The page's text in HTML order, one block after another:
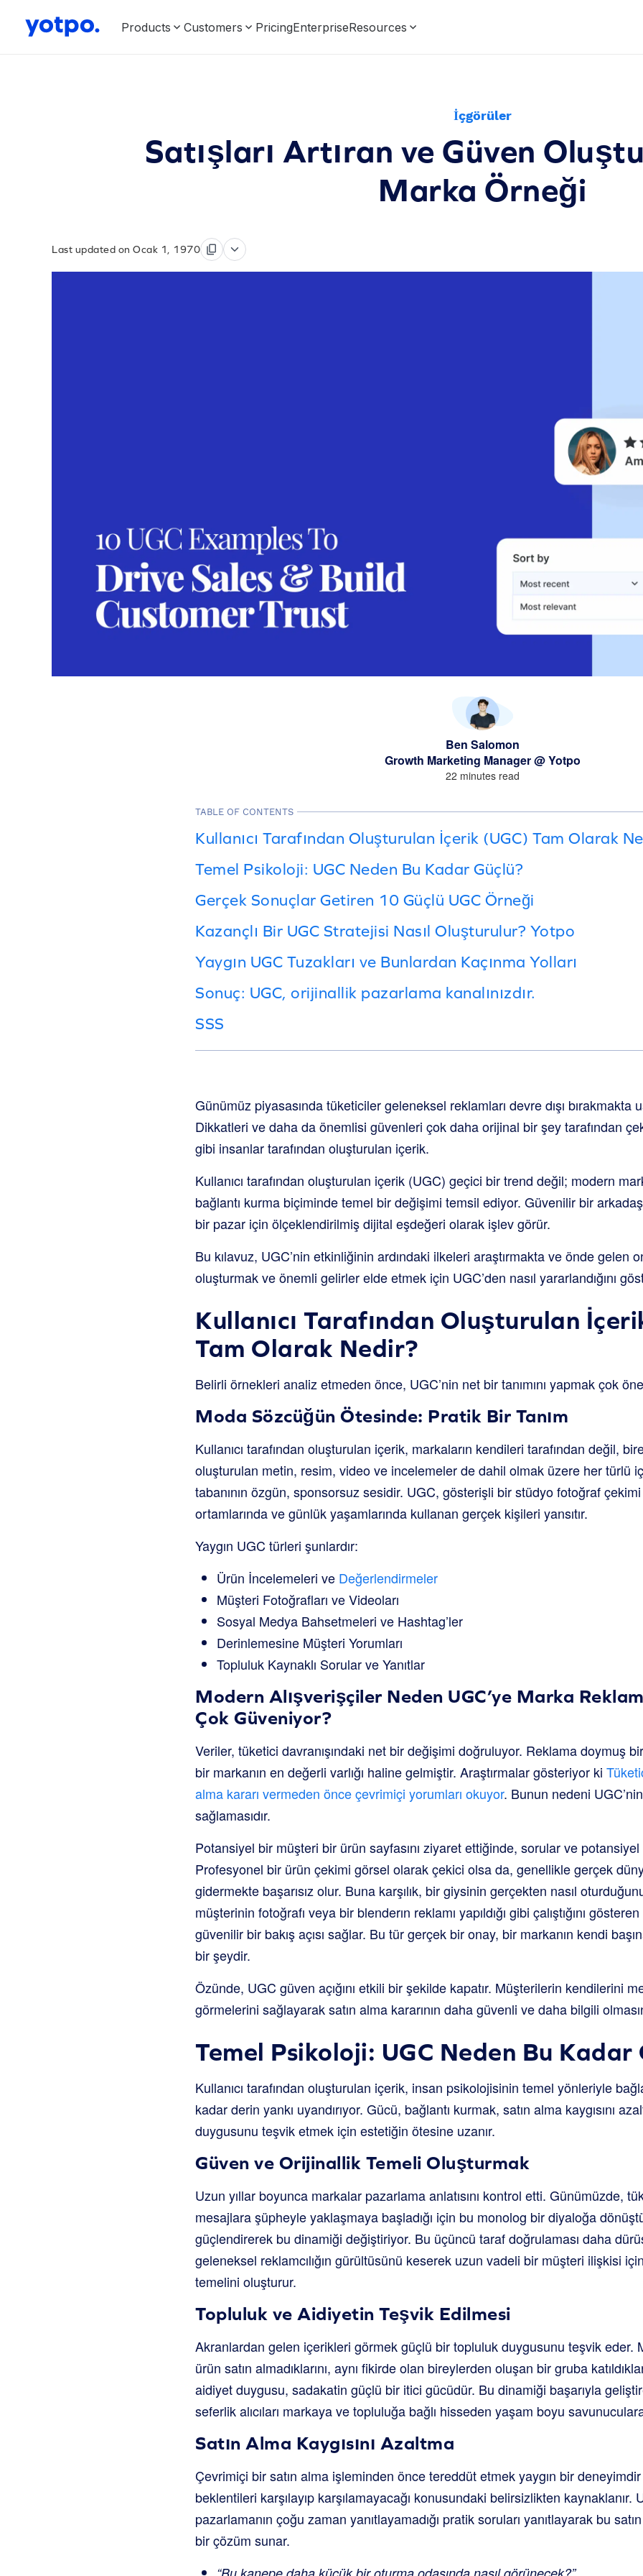
Products Customers PricingEnterpriseResources
İçgörüler
Satışları Artıran ve Güven
Marka Örneği
Last updated on Ocak 1, 1970
Ben Salomon
Growth Marketing Manager @ Yotpo
22 minutes read
TABLE OF CONTENTS
Kullanıcı Tarafından Oluşturulan İçerik (UGC) Tam Olarak
Temel Psikoloji: UGC Neden Bu Kadar Güçlü?
Gerçek Sonuçlar Getiren 10 Güçlü UGC Örneği
Kazançlı Bir UGC Stratejisi Nasıl Oluşturulur? Yotpo
Yaygın UGC Tuzakları ve Bunlardan Kaçınma Yolları
Sonuç: UGC, orijinallik pazarlama kanalınızdır.
SSS
Günümüz piyasasında tüketiciler geleneksel reklamları devre dışı bırakmakta
Dikkatleri ve daha da önemlisi güvenleri çok daha orijinal bir şey tarafından
gibi insanlar tarafından oluşturulan içerik.
Kullanıcı tarafından oluşturulan içerik (UGC) geçici bir trend değil; modern
bağlantı kurma biçiminde temel bir değişimi temsil ediyor. Güvenilir bir
bir pazar için ölçeklendirilmiş dijital eşdeğeri olarak işlev görür.
Bu kılavuz, UGC’nin etkinliğinin ardındaki ilkeleri araştırmakta ve önde gelen
oluşturmak ve önemli gelirler elde etmek için UGC’den nasıl yararlandığını
Kullanıcı Tarafından Oluşturulan
Tam Olarak Nedir?
Belirli örnekleri analiz etmeden önce, UGC’nin net bir tanımını yapmak çok
Moda Sözcüğün Ötesinde: Pratik Bir Tanım
Kullanıcı tarafından oluşturulan içerik, markaların kendileri tarafından değil,
oluşturulan metin, resim, video ve incelemeler de dahil olmak üzere her türlü
tabanının özgün, sponsorsuz sesidir. UGC, gösterişli bir stüdyo fotoğraf
ortamlarında ve günlük yaşamlarında kullanan gerçek kişileri yansıtır.
Yaygın UGC türleri şunlardır:
Ürün İncelemeleri ve Değerlendirmeler
Müşteri Fotoğrafları ve Videoları
Sosyal Medya Bahsetmeleri ve Hashtag’ler
Derinlemesine Müşteri Yorumları
Topluluk Kaynaklı Sorular ve Yanıtlar
Modern Alışverişçiler Neden UGC’ye Marka
Çok Güveniyor?
Veriler, tüketici davranışındaki net bir değişimi doğruluyor. Reklama doymuş
bir markanın en değerli varlığı haline gelmiştir. Araştırmalar gösteriyor ki
alma kararı vermeden önce çevrimiçi yorumları okuyor. Bunun nedeni
sağlamasıdır.
Potansiyel bir müşteri bir ürün sayfasını ziyaret ettiğinde, sorular ve
Profesyonel bir ürün çekimi görsel olarak çekici olsa da, genellikle gerçek
gidermekte başarısız olur. Buna karşılık, bir giysinin gerçekten nasıl
müşterinin fotoğrafı veya bir blenderın reklamı yapıldığı gibi çalıştığını
güvenilir bir bakış açısı sağlar. Bu tür gerçek bir onay, bir markanın kendi
bir şeydir.
Özünde, UGC güven açığını etkili bir şekilde kapatır. Müşterilerin kendilerini
görmelerini sağlayarak satın alma kararının daha güvenli ve daha bilgili
Temel Psikoloji: UGC Neden Bu Kadar
Kullanıcı tarafından oluşturulan içerik, insan psikolojisinin temel yönleriyle
kadar derin yankı uyandırıyor. Gücü, bağlantı kurmak, satın alma kaygısını
duygusunu teşvik etmek için estetiğin ötesine uzanır.
Güven ve Orijinallik Temeli Oluşturmak
Uzun yıllar boyunca markalar pazarlama anlatısını kontrol etti. Günümüzde,
mesajlara şüpheyle yaklaşmaya başladığı için bu monolog bir diyaloğa
güçlendirerek bu dinamiği değiştiriyor. Bu üçüncü taraf doğrulaması daha
geleneksel reklamcılığın gürültüsünü keserek uzun vadeli bir müşteri ilişkisi
temelini oluşturur.
Topluluk ve Aidiyetin Teşvik Edilmesi
Akranlardan gelen içerikleri görmek güçlü bir topluluk duygusunu teşvik eder.
ürün satın almadıklarını, aynı fikirde olan bireylerden oluşan bir gruba
aidiyet duygusu, sadakatin güçlü bir itici gücüdür. Bu dinamiği başarıyla
seferlik alıcıları markaya ve topluluğa bağlı hisseden yaşam boyu
Satın Alma Kaygısını Azaltma
Çevrimiçi bir satın alma işleminden önce tereddüt etmek yaygın bir
beklentileri karşılayıp karşılamayacağı konusundaki belirsizlikten kaynaklanır.
pazarlamanın çoğu zaman yanıtlayamadığı pratik soruları yanıtlayarak bu
bir çözüm sunar.
“Bu kanepe daha küçük bir oturma odasında nasıl görünecek?”